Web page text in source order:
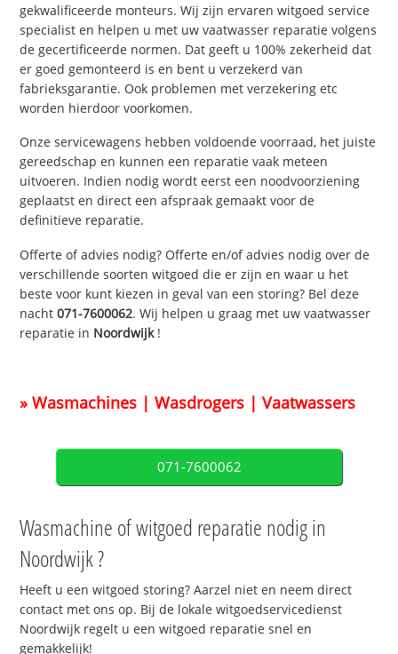
gekwalificeerde monteurs. Wij zijn ervaren witgoed service
specialist en helpen u met uw vaatwasser reparatie volgens
de gecertificeerde normen. Dat geeft u 100% zekerheid dat
er goed gemonteerd is en bent u verzekerd van
fabrieksgarantie. Ook problemen met verzekering etc
worden hierdoor voorkomen.
Onze servicewagens hebben voldoende voorraad, het juiste
gereedschap en kunnen een reparatie vaak meteen
uitvoeren. Indien nodig wordt eerst een noodvoorziening
geplaatst en direct een afspraak gemaakt voor de
definitieve reparatie.
Offerte of advies nodig? Offerte en/of advies nodig over de
verschillende soorten witgoed die er zijn en waar u het
beste voor kunt kiezen in geval van een storing? Bel deze
nacht071-7600062. Wij helpen u graag met uw vaatwasser
reparatie in Noordwijk !
» Wasmachines | Wasdrogers | Vaatwassers
071-7600062
Wasmachine of witgoed reparatie nodig in
Noordwijk ?
Heeft u een witgoed storing? Aarzel niet en neem direct
contact met ons op. Bij de lokale witgoedservicedienst
Noordwijk regelt u een witgoed reparatie snel en
gemakkelijk!